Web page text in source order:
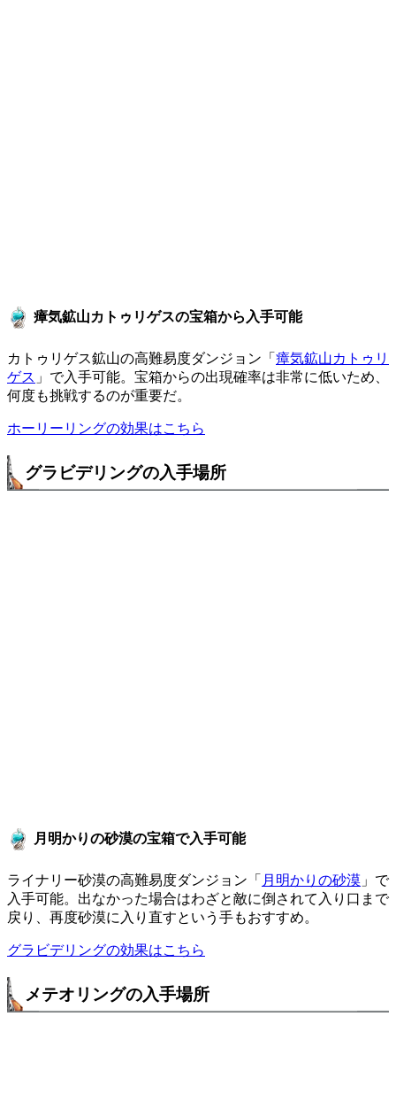
瘴気鉱山カトゥリゲスの宝箱から入手可能
カトゥリゲス鉱山の高難易度ダンジョン「 瘴気鉱山カトゥリ
ゲス 」で入手可能。宝箱からの出現確率は非常に低いため、
何度も挑戦するのが重要だ。
ホーリーリングの効果はこちら
グラビデリングの入手場所
月明かりの砂漠の宝箱で入手可能
ライナリー砂漠の高難易度ダンジョン「 月明かりの砂漠 」で
入手可能。出なかった場合はわざと敵に倒されて入り口まで
戻り、再度砂漠に入り直すという手もおすすめ。
グラビデリングの効果はこちら
メテオリングの入手場所